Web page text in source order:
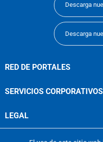
Descarga
Descarga
RED DE PORTALES
SERVICIOS CORPORATIVOS
LEGAL